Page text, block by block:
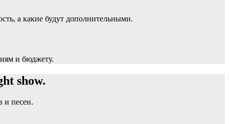
а какие будут дополнительными.
и бюджету.
show.
и песен.